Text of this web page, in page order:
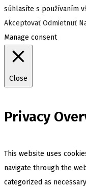
súhlasíte s používaním
Akceptovať Odmietnuť
Manage consent
Close
Privacy
This website uses
navigate through the
categorized as